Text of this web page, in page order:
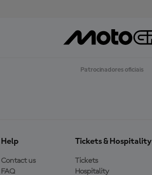
Patrocinadores oficiais
Help
Contact us
FAQ
Tickets & Hospitality
Tickets
Hospitality